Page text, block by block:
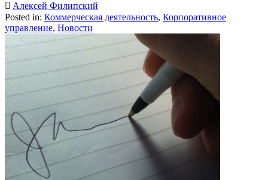
 Алексей Филипский
Posted in: Коммерческая деятельность, Корпоративное
управление, Новости